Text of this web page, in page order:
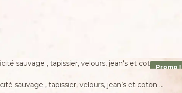
Promo !
sauvage , tapissier, velours, jean’s et coton …